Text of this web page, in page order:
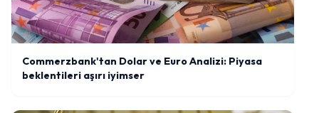
Commerzbank'tan Dolar ve Euro Analizi: Piyasa
beklentileri aşırı iyimser